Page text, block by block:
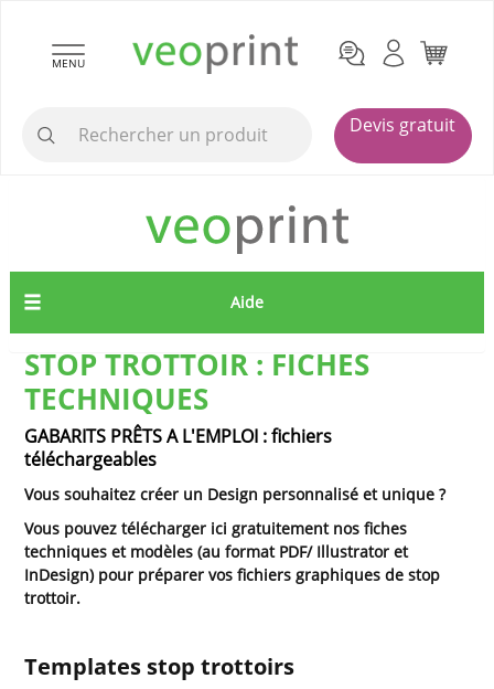
MENU
Devis gratuit
Aide
STOP TROTTOIR : FICHES
TECHNIQUES
GABARITS PRÊTS A L'EMPLOI : fichiers
téléchargeables
Vous souhaitez créer un Design personnalisé et unique ?
Vous pouvez télécharger ici gratuitement nos fiches
techniques et modèles (au format PDF/ Illustrator et
InDesign) pour préparer vos fichiers graphiques de stop
trottoir.
Templates stop trottoirs